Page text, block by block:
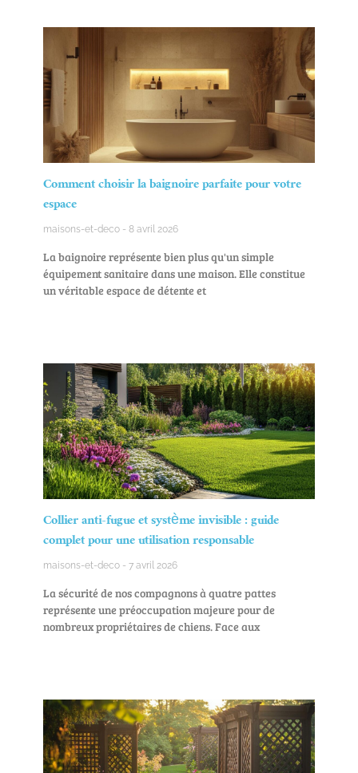
Comment choisir la baignoire parfaite pour votre
espace
maisons-et-deco 8 avril 2026
La baignoire représente bien plus qu'un simple
équipement sanitaire dans une maison. Elle constitue
un véritable espace de détente et
Collier anti-fugue et système invisible : guide
complet pour une utilisation responsable
maisons-et-deco 7 avril 2026
La sécurité de nos compagnons à quatre pattes
représente une préoccupation majeure pour de
nombreux propriétaires de chiens. Face aux